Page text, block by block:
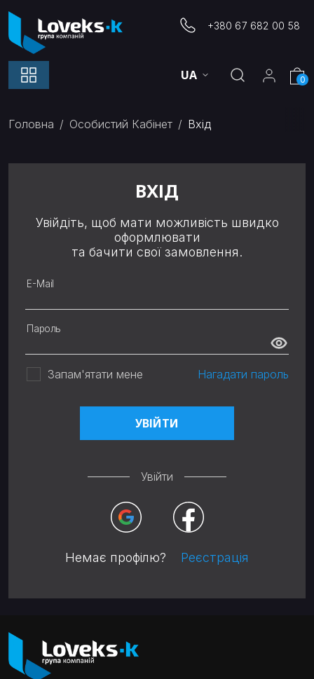
+380 67 682 00 58
UA 0
Головна Особистий Кабінет Вхід
ВХІД
Увійдіть, щоб мати можливість швидко
оформлювати
та бачити свої замовлення.
E-Mail
Пароль
Запам'ятати мене Нагадати пароль
Увійти
Немає профілю? Реєстрація